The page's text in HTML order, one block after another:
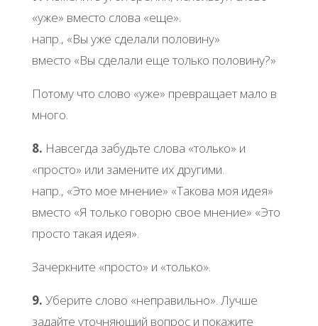
«уже» вместо слова «еще».
напр., «Вы уже сделали половину»
вместо «Вы сделали еще только половину?»
Потому что слово «уже» превращает мало в
много.
8. Навсегда забудьте слова «только» и
«просто» или замените их другими.
напр., «Это мое мнение» «Такова моя идея»
вместо «Я только говорю свое мнение» «Это
просто такая идея».
Зачеркните «просто» и «только».
9. Уберите слово «неправильно». Лучше
задайте уточняющий вопрос и покажите